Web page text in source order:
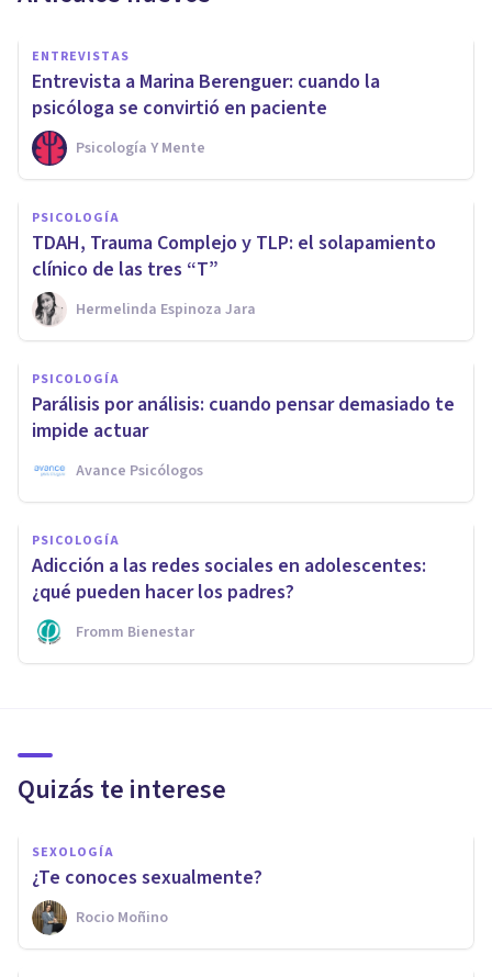
ENTREVISTAS
Entrevista a Marina Berenguer: cuando la
psicóloga se convirtió en paciente
Psicología Y Mente
PSICOLOGÍA
TDAH, Trauma Complejo y TLP: el solapamiento
clínico de las tres “T”
Hermelinda Espinoza Jara
PSICOLOGÍA
Parálisis por análisis: cuando pensar demasiado te
impide actuar
Avance Psicólogos
PSICOLOGÍA
Adicción a las redes sociales en adolescentes:
¿qué pueden hacer los padres?
Fromm Bienestar
Quizás te interese
SEXOLOGÍA
¿Te conoces sexualmente?
Rocio Moñino